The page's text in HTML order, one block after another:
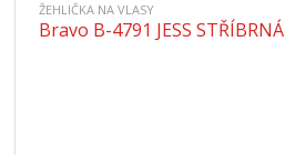
ŽEHLIČKA NA VLASY
Bravo B-4791 JESS STŘÍBRNÁ